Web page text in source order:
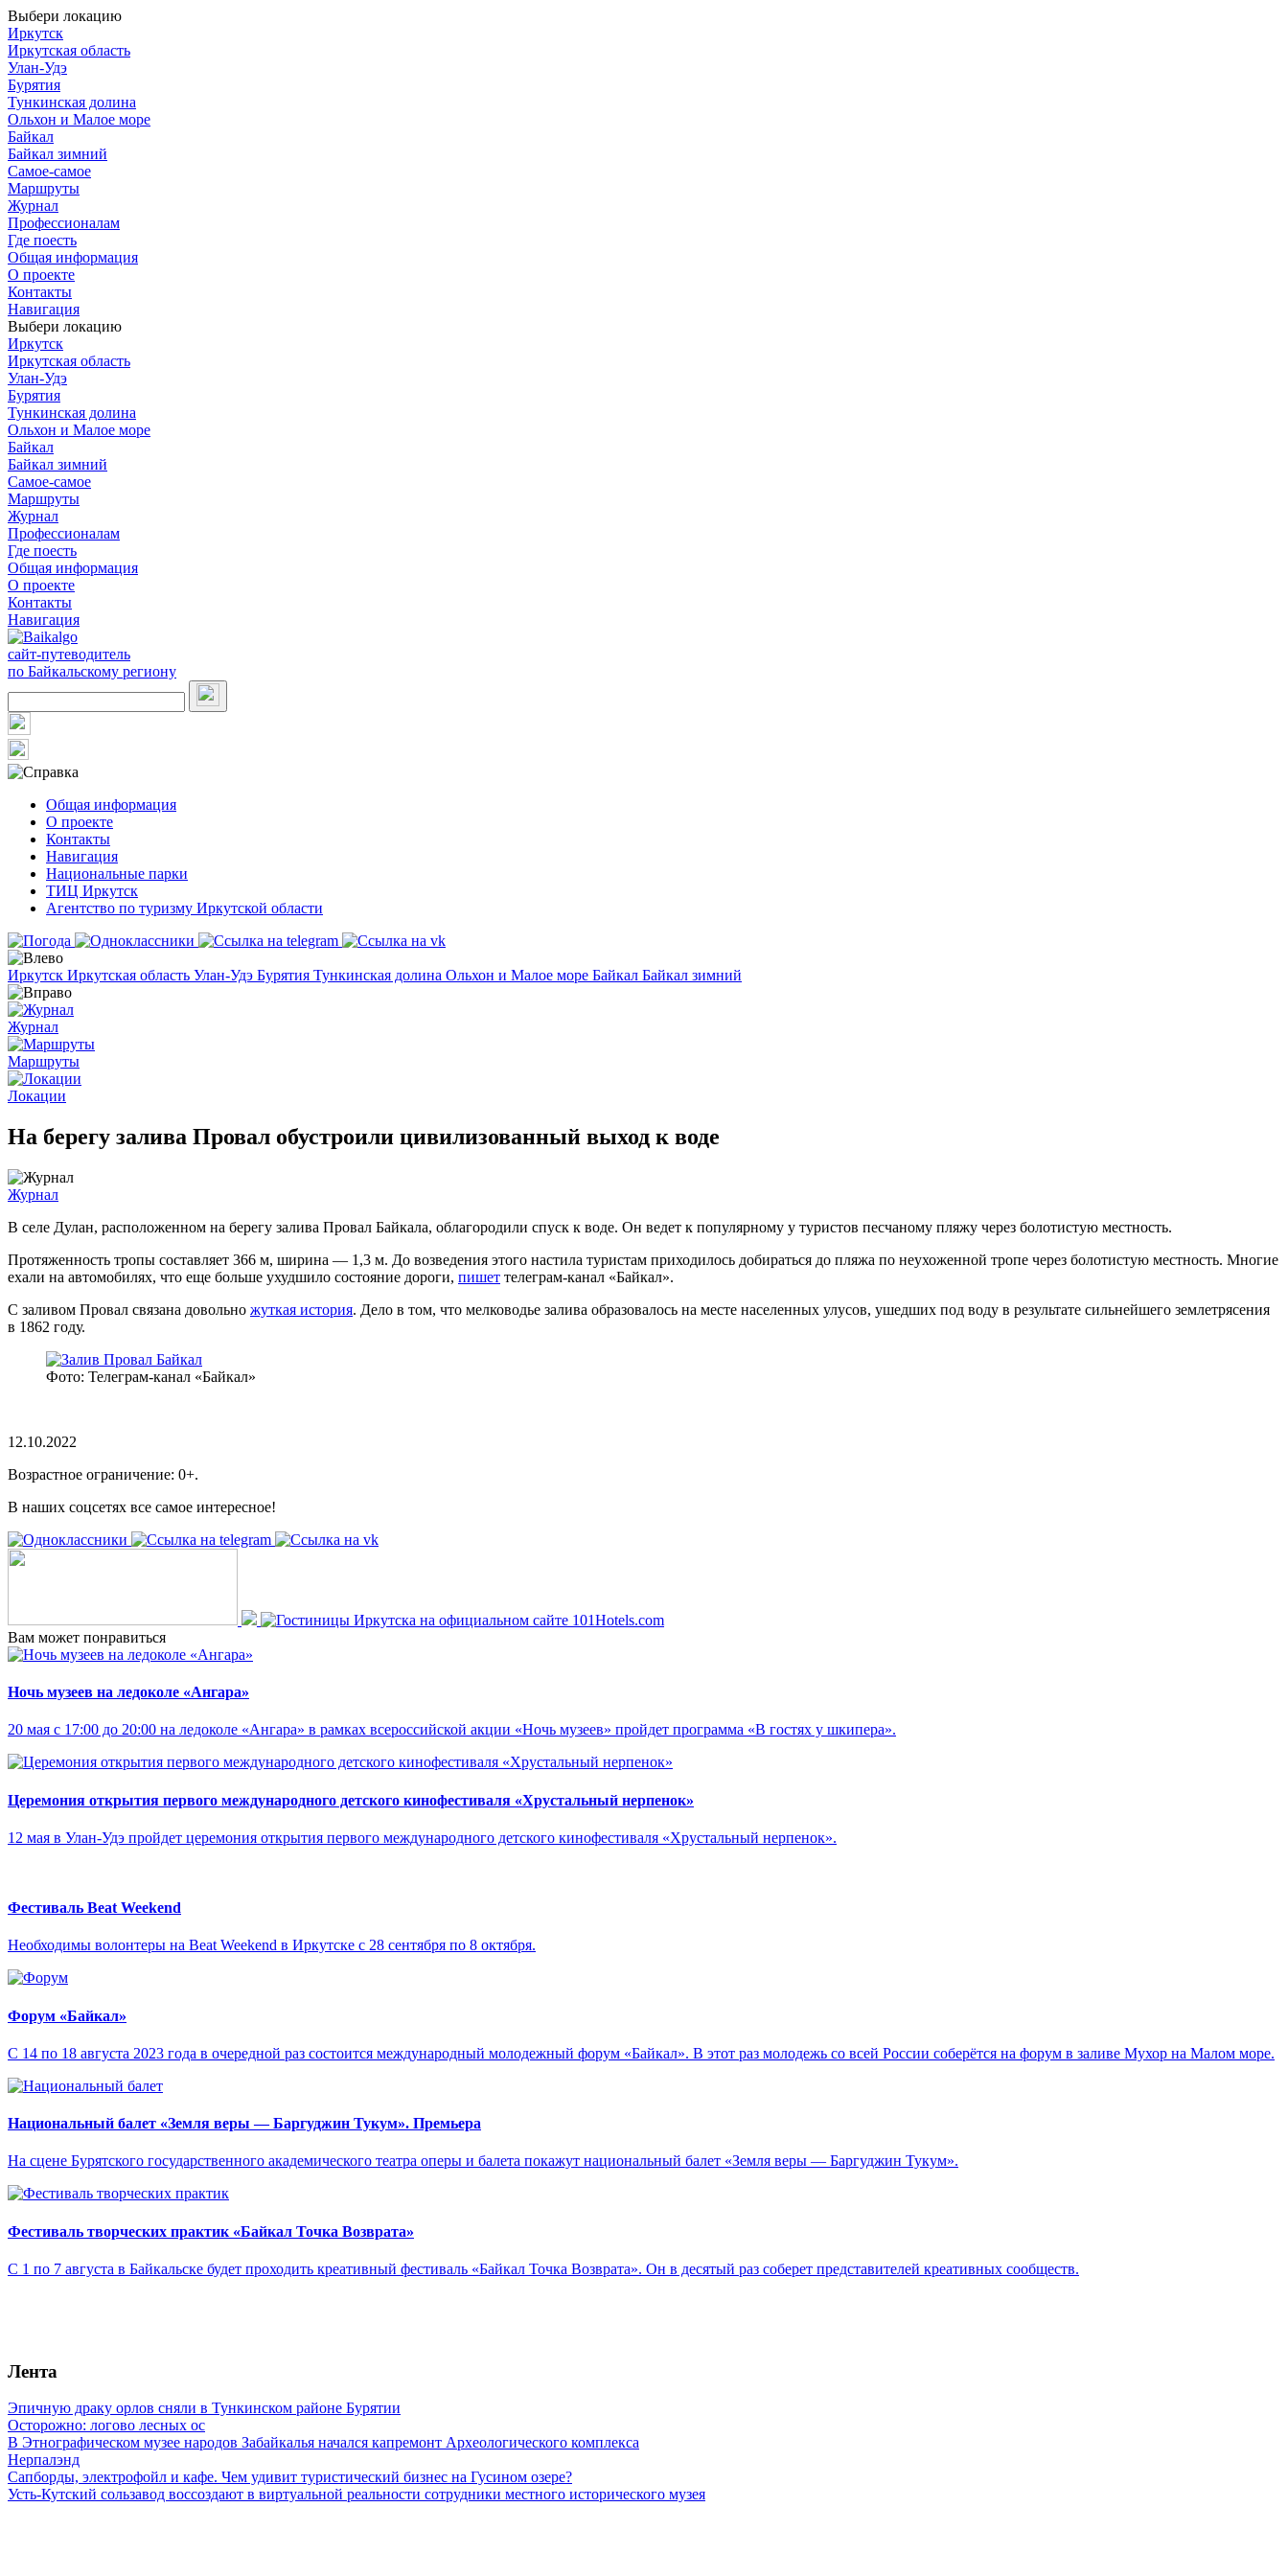
Выбери локацию
Иркутск
Иркутская область
Улан-Удэ
Бурятия
Тункинская долина
Ольхон и Малое море
Байкал
Байкал зимний
Самое-самое
Маршруты
Журнал
Профессионалам
Где поесть
Общая информация
О проекте
Контакты
Навигация
Выбери локацию
Иркутск
Иркутская область
Улан-Удэ
Бурятия
Тункинская долина
Ольхон и Малое море
Байкал
Байкал зимний
Самое-самое
Маршруты
Журнал
Профессионалам
Где поесть
Общая информация
О проекте
Контакты
Навигация
сайт-путеводитель
по Байкальскому региону
Общая информация
О проекте
Контакты
Навигация
Национальные парки
ТИЦ Иркутск
Агентство по туризму Иркутской области
Иркутск Иркутская область Улан-Удэ Бурятия Тункинская долина Ольхон и Малое море Байкал Байкал зимний
Журнал
Маршруты
Локации
На берегу залива Провал обустроили цивилизованный выход к воде
Журнал
В селе Дулан, расположенном на берегу залива Провал Байкала, облагородили спуск к воде. Он ведет к популярному у туристов песчаному пляжу через болотистую местность.
Протяженность тропы составляет 366 м, ширина — 1,3 м. До возведения этого настила туристам приходилось добираться до пляжа по неухоженной тропе через болотистую местность. Многие
ехали на автомобилях, что еще больше ухудшило состояние дороги, пишет телеграм-канал «Байкал».
С заливом Провал связана довольно жуткая история. Дело в том, что мелководье залива образовалось на месте населенных улусов, ушедших под воду в результате сильнейшего землетрясения
в 1862 году.
Фото: Телеграм-канал «Байкал»
12.10.2022
Возрастное ограничение: 0+.
В наших соцсетях все самое интересное!
Вам может понравиться
Ночь музеев на ледоколе «Ангара»
20 мая с 17:00 до 20:00 на ледоколе «Ангара» в рамках всероссийской акции «Ночь музеев» пройдет программа «В гостях у шкипера».
Церемония открытия первого международного детского кинофестиваля «Хрустальный нерпенок»
12 мая в Улан-Удэ пройдет церемония открытия первого международного детского кинофестиваля «Хрустальный нерпенок».
Фестиваль Beat Weekend
Необходимы волонтеры на Beat Weekend в Иркутске с 28 сентября по 8 октября.
Форум «Байкал»
С 14 по 18 августа 2023 года в очередной раз состоится международный молодежный форум «Байкал». В этот раз молодежь со всей России соберётся на форум в заливе Мухор на Малом море.
Национальный балет «Земля веры — Баргуджин Тукум‎». Премьера
На сцене Бурятского государственного академического театра оперы и балета покажут национальный балет «Земля веры — Баргуджин Тукум‎».
Фестиваль творческих практик «Байкал Точка Возврата»
С 1 по 7 августа в Байкальске будет проходить креативный фестиваль «Байкал Точка Возврата». Он в десятый раз соберет представителей креативных сообществ.
Лента
Эпичную драку орлов сняли в Тункинском районе Бурятии
Осторожно: логово лесных ос
В Этнографическом музее народов Забайкалья начался капремонт Археологического комплекса
Нерпалэнд
Сапборды, электрофойл и кафе. Чем удивит туристический бизнес на Гусином озере?
Усть-Кутский сользавод воссоздают в виртуальной реальности сотрудники местного исторического музея